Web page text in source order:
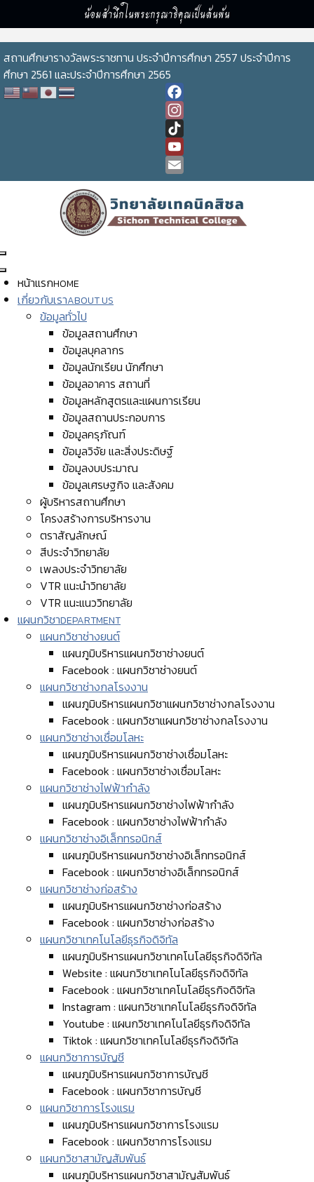
น้อมสำนึกในพระกรุณาธิคุณเป็นล้นพ้น
สถานศึกษารางวัลพระราชทาน ประจำปีการศึกษา 2557 ประจำปีการ
ศึกษา 2561 และประจำปีการศึกษา 2565
Facebook
Instagram
TikTok
YouTube
Channel
Email
หน้าแรกHOME
เกี่ยวกับเราABOUT US
ข้อมูลทั่วไป
ข้อมูลสถานศึกษา
ข้อมูลบุคลากร
ข้อมูลนักเรียน นักศึกษา
ข้อมูลอาคาร สถานที่
ข้อมูลหลักสูตรและแผนการเรียน
ข้อมูลสถานประกอบการ
ข้อมูลครุภัณฑ์
ข้อมูลวิจัย และสิ่งประดิษฐ์
ข้อมูลงบประมาณ
ข้อมูลเศรษฐกิจ และสังคม
ผู้บริหารสถานศึกษา
โครงสร้างการบริหารงาน
ตราสัญลักษณ์
สีประจำวิทยาลัย
เพลงประจำวิทยาลัย
VTR แนะนำวิทยาลัย
VTR แนะแนววิทยาลัย
แผนกวิชาDEPARTMENT
แผนกวิชาช่างยนต์
แผนภูมิบริหารแผนกวิชาช่างยนต์
Facebook : แผนกวิชาช่างยนต์
แผนกวิชาช่างกลโรงงาน
แผนภูมิบริหารแผนกวิชาแผนกวิชาช่างกลโรงงาน
Facebook : แผนกวิชาแผนกวิชาช่างกลโรงงาน
แผนกวิชาช่างเชื่อมโลหะ
แผนภูมิบริหารแผนกวิชาช่างเชื่อมโลหะ
Facebook : แผนกวิชาช่างเชื่อมโลหะ
แผนกวิชาช่างไฟฟ้ากำลัง
แผนภูมิบริหารแผนกวิชาช่างไฟฟ้ากำลัง
Facebook : แผนกวิชาช่างไฟฟ้ากำลัง
แผนกวิชาช่างอิเล็กทรอนิกส์
แผนภูมิบริหารแผนกวิชาช่างอิเล็กทรอนิกส์
Facebook : แผนกวิชาช่างอิเล็กทรอนิกส์
แผนกวิชาช่างก่อสร้าง
แผนภูมิบริหารแผนกวิชาช่างก่อสร้าง
Facebook : แผนกวิชาช่างก่อสร้าง
แผนกวิชาเทคโนโลยีธุรกิจดิจิทัล
แผนภูมิบริหารแผนกวิชาเทคโนโลยีธุรกิจดิจิทัล
Website : แผนกวิชาเทคโนโลยีธุรกิจดิจิทัล
Facebook : แผนกวิชาเทคโนโลยีธุรกิจดิจิทัล
Instagram : แผนกวิชาเทคโนโลยีธุรกิจดิจิทัล
Youtube : แผนกวิชาเทคโนโลยีธุรกิจดิจิทัล
Tiktok : แผนกวิชาเทคโนโลยีธุรกิจดิจิทัล
แผนกวิชาการบัญชี
แผนภูมิบริหารแผนกวิชาการบัญชี
Facebook : แผนกวิชาการบัญชี
แผนกวิชาการโรงแรม
แผนภูมิบริหารแผนกวิชาการโรงแรม
Facebook : แผนกวิชาการโรงแรม
แผนกวิชาสามัญสัมพันธ์
แผนภูมิบริหารแผนกวิชาสามัญสัมพันธ์